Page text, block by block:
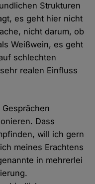
Strukturen
es geht hier nicht
nicht darum, ob
Weißwein, es geht
schlechten
realen Einfluss
Dass
will ich gern
meines Erachtens
in mehrerlei